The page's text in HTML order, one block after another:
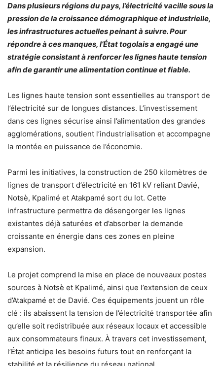
Dans plusieurs régions du pays, l’électricité vacille sous la
pression de la croissance démographique et industrielle,
les infrastructures actuelles peinant à suivre. Pour
répondre à ces manques, l’État togolais a engagé une
stratégie consistant à renforcer les lignes haute tension
afin de garantir une alimentation continue et fiable.
Les lignes haute tension sont essentielles au transport de
l’électricité sur de longues distances. L’investissement
dans ces lignes sécurise ainsi l’alimentation des grandes
agglomérations, soutient l’industrialisation et accompagne
la montée en puissance de l’économie.
Parmi les initiatives, la construction de 250 kilomètres de
lignes de transport d’électricité en 161 kV reliant Davié,
Notsè, Kpalimé et Atakpamé sort du lot. Cette
infrastructure permettra de désengorger les lignes
existantes déjà saturées et d’absorber la demande
croissante en énergie dans ces zones en pleine
expansion.
Le projet comprend la mise en place de nouveaux postes
sources à Notsè et Kpalimé, ainsi que l’extension de ceux
d’Atakpamé et de Davié. Ces équipements jouent un rôle
clé : ils abaissent la tension de l’électricité transportée afin
qu’elle soit redistribuée aux réseaux locaux et accessible
aux consommateurs finaux. À travers cet investissement,
l’État anticipe les besoins futurs tout en renforçant la
stabilité et la résilience du réseau national.